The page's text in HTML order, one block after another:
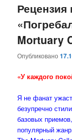
основному
содержимому
содержимому
Mortuary
Опубликовано
«У каждого
Я не фанат
безупречно
базовых
популярный